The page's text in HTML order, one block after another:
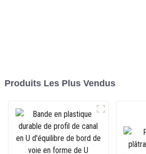
Produits Les Plus Vendus